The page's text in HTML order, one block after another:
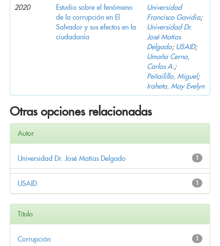
2020
Estudio sobre el fenómeno
de la corrupción en El
Salvador y sus efectos en la
ciudadanía
Universidad
Francisco Gavidia;
Universidad Dr.
José Matías
Delgado; USAID;
Umaña Cerna,
Carlos A.;
Peñailillo, Miguel;
Iraheta, May Evelyn
Otras opciones relacionadas
Autor
1
Universidad Dr. José Matías Delgado
1
USAID
Título
1
Corrupción